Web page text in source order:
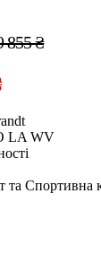
855 ₴
LA WV
та Спортивна